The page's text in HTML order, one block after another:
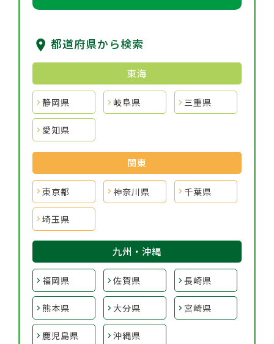
都道府県から検索
東海
静岡県 岐阜県 三重県
愛知県
関東
東京都 神奈川県 千葉県
埼玉県
九州・沖縄
福岡県 佐賀県 長崎県
熊本県 大分県 宮崎県
鹿児島県 沖縄県